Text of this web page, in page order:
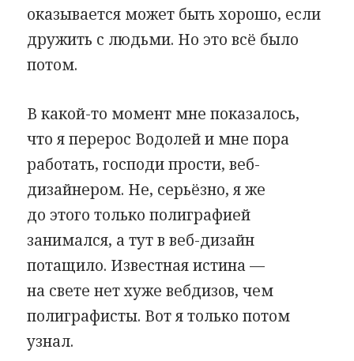
оказывается может быть хорошо, если
дружить с людьми. Но это всё было
потом.
В какой-то момент мне показалось,
что я перерос Водолей и мне пора
работать, господи прости, веб-
дизайнером. Не, серьёзно, я же
до этого только полиграфией
занимался, а тут в веб-дизайн
потащило. Известная истина —
на свете нет хуже вебдизов, чем
полиграфисты. Вот я только потом
узнал.